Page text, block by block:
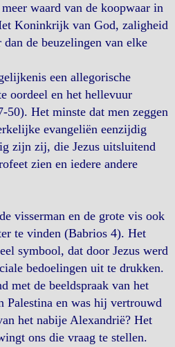
waard van de koopwaar in
Koninkrijk van God, zaligheid
de beuzelingen van elke
een allegorische
oordeel en het hellevuur
50). Het minste dat men zeggen
evangeliën eenzijdig
zijn zij, die Jezus uitsluitend
zien en iedere andere
visserman en de grote vis ook
te vinden (Babrios 4). Het
symbool, dat door Jezus werd
bedoelingen uit te drukken.
met de beeldspraak van het
Palestina en was hij vertrouwd
het nabije Alexandrië? Het
ons die vraag te stellen.